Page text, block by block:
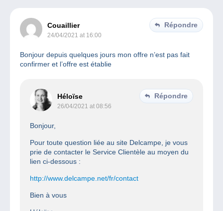
Couaillier
24/04/2021 at 16:00
Répondre
Bonjour depuis quelques jours mon offre n’est pas fait
confirmer et l’offre est établie
Héloïse
26/04/2021 at 08:56
Répondre
Bonjour,
Pour toute question liée au site Delcampe, je vous
prie de contacter le Service Clientèle au moyen du
lien ci-dessous :
http://www.delcampe.net/fr/contact
Bien à vous